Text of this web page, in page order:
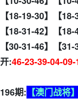
【18-19-30】【
【18-31-42】【
【30-31-46】【
开:46-23-39-04-
196期: 【澳门战将】